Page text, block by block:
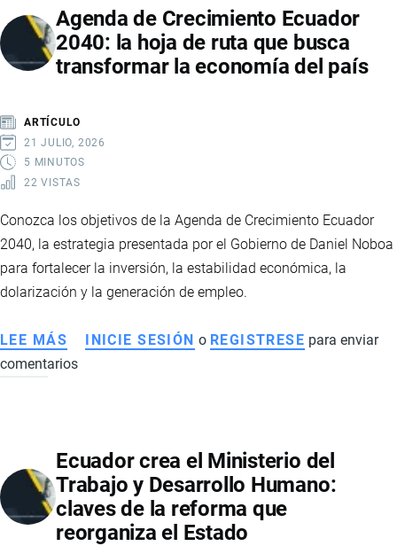
AMAZONÍA
ECUATORIANA:
IMPACTOS
Y
COMERCIALES
Agenda de Crecimiento Ecuador
2040: la hoja de ruta que busca
transformar la economía del país
ARTÍCULO
21 JULIO, 2026
5 MINUTOS
22 VISTAS
Conozca los objetivos de la Agenda de Crecimiento Ecuador
2040, la estrategia presentada por el Gobierno de Daniel Noboa
para fortalecer la inversión, la estabilidad económica, la
dolarización y la generación de empleo.
LEE MÁS SOBRE
AGENDA
2040:
LA
HOJA
DE
INICIE SESIÓN o REGISTRESE para enviar
comentarios
Ecuador crea el Ministerio del
Trabajo y Desarrollo Humano:
claves de la reforma que
reorganiza el Estado